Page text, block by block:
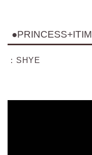
●PRINCESS+ITIM
：SHYE